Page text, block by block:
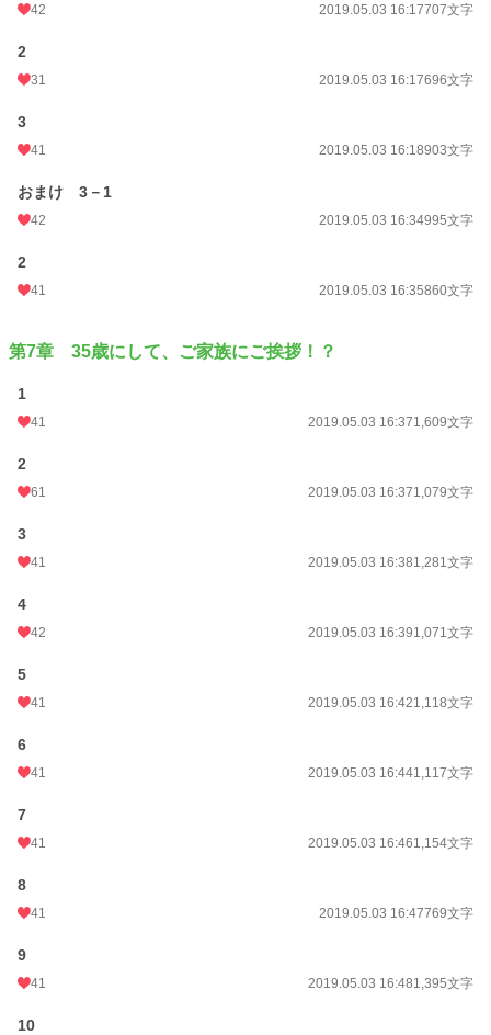
42 2019.05.03 16:17707文字
2
31 2019.05.03 16:17696文字
3
41 2019.05.03 16:18903文字
おまけ 3－1
42 2019.05.03 16:34995文字
2
41 2019.05.03 16:35860文字
第7章 35歳にして、ご家族にご挨拶！？
1
41 2019.05.03 16:371,609文字
2
61 2019.05.03 16:371,079文字
3
41 2019.05.03 16:381,281文字
4
42 2019.05.03 16:391,071文字
5
41 2019.05.03 16:421,118文字
6
41 2019.05.03 16:441,117文字
7
41 2019.05.03 16:461,154文字
8
41 2019.05.03 16:47769文字
9
41 2019.05.03 16:481,395文字
10